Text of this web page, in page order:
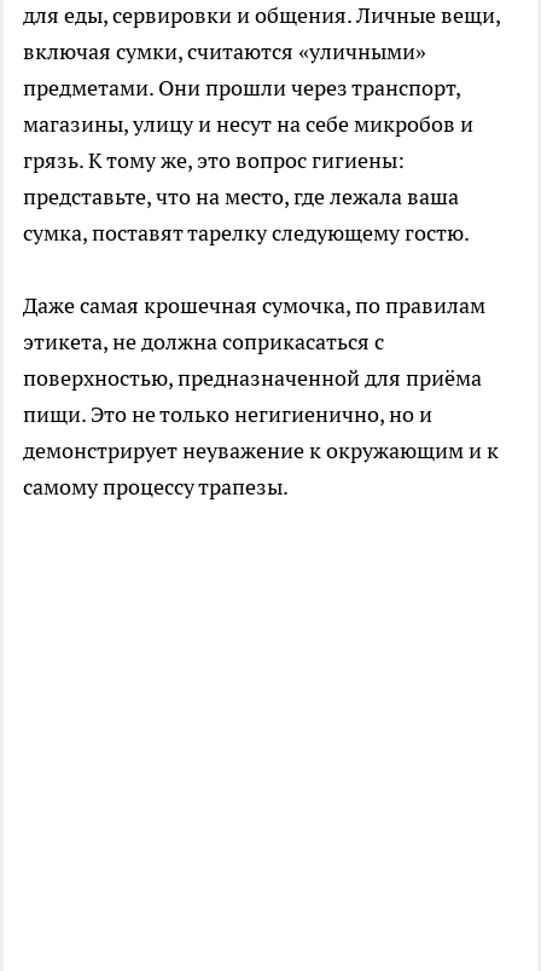
для еды, сервировки и общения. Личные вещи,
включая сумки, считаются «уличными»
предметами. Они прошли через транспорт,
магазины, улицу и несут на себе микробов и
грязь. К тому же, это вопрос гигиены:
представьте, что на место, где лежала ваша
сумка, поставят тарелку следующему гостю.
Даже самая крошечная сумочка, по правилам
этикета, не должна соприкасаться с
поверхностью, предназначенной для приёма
пищи. Это не только негигиенично, но и
демонстрирует неуважение к окружающим и к
самому процессу трапезы.